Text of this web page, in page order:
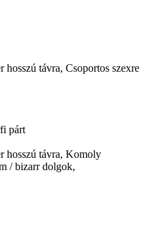
távra, Csoportos szexre
párt
hosszú távra, Komoly
/ bizarr dolgok,